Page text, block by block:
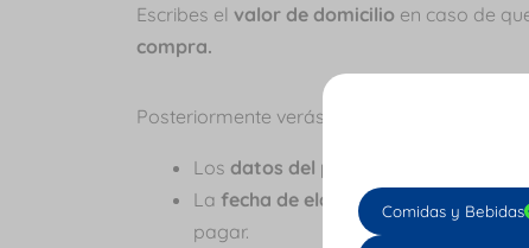
Escribes el valor de domicilio en caso de
compra.
Posteriormente verás:
Los datos del proveedor
La fecha de elaboración
del
pagar.
Comidas y Bebidas